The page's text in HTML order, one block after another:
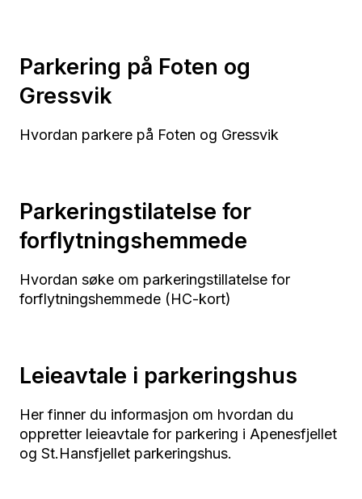
Parkering på Foten og
Gressvik
Hvordan parkere på Foten og Gressvik
Parkeringstilatelse for
forflytningshemmede
Hvordan søke om parkeringstillatelse for
forflytningshemmede (HC-kort)
Leieavtale i parkeringshus
Her finner du informasjon om hvordan du
oppretter leieavtale for parkering i Apenesfjellet
og St.Hansfjellet parkeringshus.